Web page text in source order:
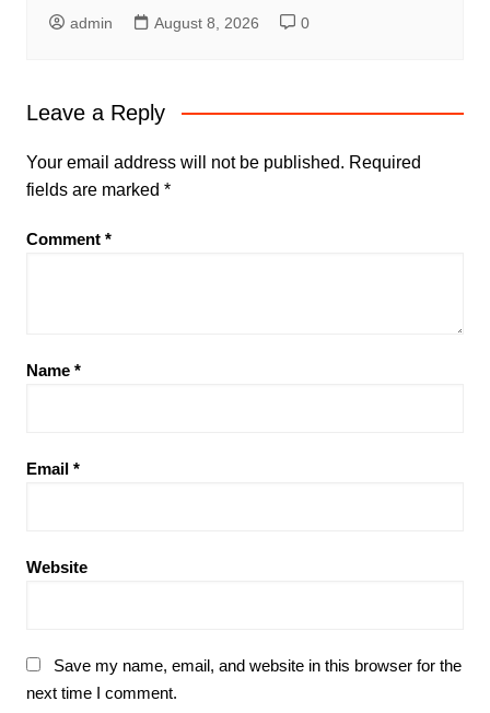
admin August 8, 2026 0
Leave a Reply
Your email address will not be published. Required
fields are marked *
Comment *
Name *
Email *
Website
Save my name, email, and website in this browser for the
next time I comment.